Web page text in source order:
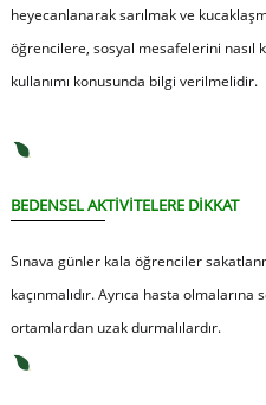
heyecanlanarak sarılmak ve
öğrencilere, sosyal mesafelerini nasıl
kullanımı konusunda bilgi verilmelidir.
BEDENSEL AKTİVİTELERE DİKKAT
Sınava günler kala öğrenciler
kaçınmalıdır. Ayrıca hasta
ortamlardan uzak durmalılardır.